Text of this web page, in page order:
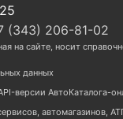
(343) 206-81-02
на сайте, носит
данных
версии АвтоКаталога-
автомагазинов,